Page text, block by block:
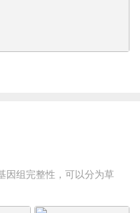
因组完整性，可以分为草